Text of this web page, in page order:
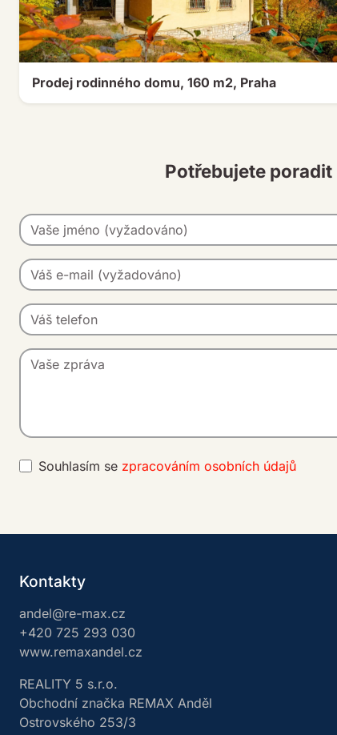
Prodej rodinného domu, 160 m2, Praha
Potřebujete
Souhlasím se zpracováním osobních údajů
n
ti
v
e
:
Kontakty
andel@re-max.cz
+420 725 293 030
www.remaxandel.cz
REALITY 5 s.r.o.
Obchodní značka REMAX Anděl
Ostrovského 253/3